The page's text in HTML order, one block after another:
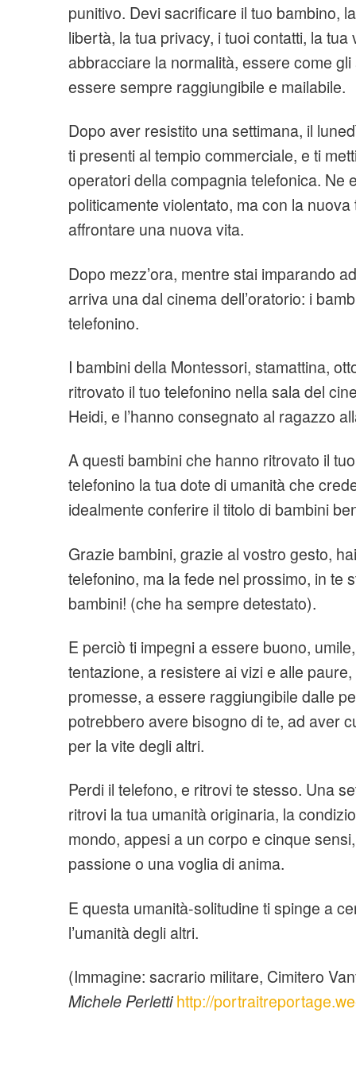
punitivo. Devi sacrificare il tuo bambino,
libertà, la tua privacy, i tuoi contatti, la
abbracciare la normalità, essere come
essere sempre raggiungibile e mailabile.
Dopo aver resistito una settimana, il
ti presenti al tempio commerciale, e ti
operatori della compagnia telefonica. Ne
politicamente violentato, ma con la
affrontare una nuova vita.
Dopo mezz’ora, mentre stai imparando
arriva una dal cinema dell’oratorio: i
telefonino.
I bambini della Montessori, stamattina,
ritrovato il tuo telefonino nella sala del
Heidi, e l’hanno consegnato al ragazzo
A questi bambini che hanno ritrovato il
telefonino la tua dote di umanità che
idealmente conferire il titolo di bambini
Grazie bambini, grazie al vostro gesto,
telefonino, ma la fede nel prossimo, in
bambini! (che ha sempre detestato).
E perciò ti impegni a essere buono,
tentazione, a resistere ai vizi e alle
promesse, a essere raggiungibile dalle
potrebbero avere bisogno di te, ad aver
per la vite degli altri.
Perdi il telefono, e ritrovi te stesso. Una
ritrovi la tua umanità originaria, la
mondo, appesi a un corpo e cinque
passione o una voglia di anima.
E questa umanità-solitudine ti spinge a
l’umanità degli altri.
(Immagine: sacrario militare, Cimitero
Michele Perlettihttp://